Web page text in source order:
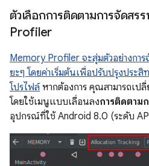
ตัวเลือกการติดตามการจัดสร
Profiler
Memory Profiler จะสุ่มตัวอย่างการ
ยะๆ โดยค่าเริ่มต้นเพื่อปรับปรุงประ
โปรไฟล์หากต้องการ คุณสามารถเป
โดยใช้เมนูแบบเลื่อนลงการติดตาม
อุปกรณ์ที่ใช้ Android 8.0 (ระดับ